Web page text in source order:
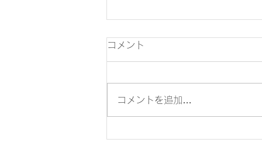
親子でワクワク！川で遊ぶ笹
コメント
コメントを追加…